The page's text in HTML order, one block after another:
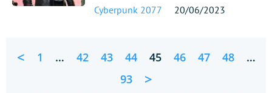
Cyberpunk 2077 20/06/2023
< 1 … 42 43 44 45 46 47 48
…
93
>